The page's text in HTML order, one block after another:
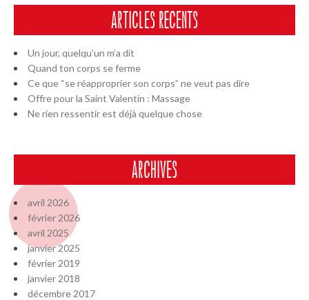
articles
ARTICLES RÉCENTS
Un jour, quelqu’un m’a dit
Quand ton corps se ferme
Ce que “se réapproprier son corps” ne veut pas dire
Offre pour la Saint Valentin : Massage
Ne rien ressentir est déjà quelque chose
ARCHIVES
avril 2026
février 2026
avril 2025
janvier 2025
février 2019
janvier 2018
décembre 2017